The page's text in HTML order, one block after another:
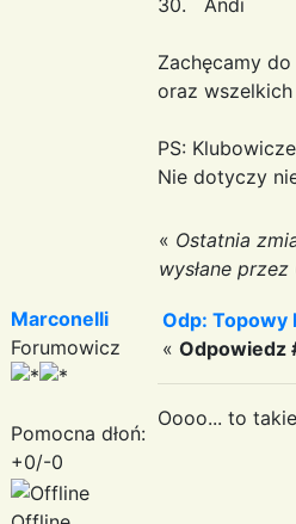
Zachęcamy
oraz
PS:
Nie dotyczy
« Ostatnia
wysłane
Marconelli
Forumowicz
Pomocna dłoń:
+0/-0
Odp: Topowy
« Odpowiedz
Oooo... to